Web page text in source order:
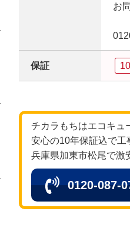
お
保証
チカラもちはエコキュ
安心の10年保証込で工
兵庫県加東市松尾で激
0120-087-